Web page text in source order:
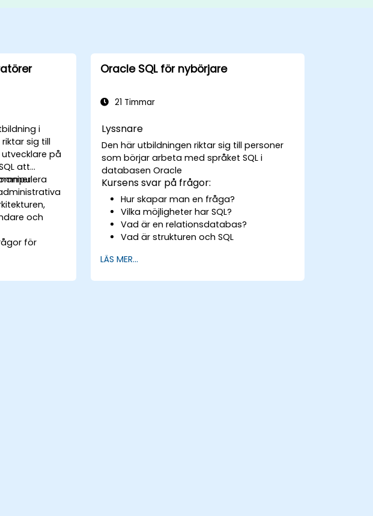
i
sig till
på
att
och
för
och
Oracle SQL för nybörjare
21 Timmar
Lyssnare
Den här utbildningen riktar sig till personer
som börjar arbeta med språket SQL i
databasen Oracle
Kursens svar på frågor:
Hur skapar man en fråga?
Vilka möjligheter har SQL?
Vad är en relationsdatabas?
Vad är strukturen och SQL
LÄS MER...